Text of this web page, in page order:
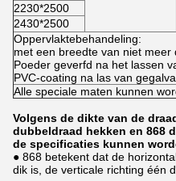
2230*2500
2430*2500
Oppervlaktebehandeling:
met een breedte van niet meer
Poeder geverfd na het lassen
PVC-coating na las van
Alle speciale maten kunnen
Volgens de dikte van de
dubbeldraad hekken en 868
de specificaties kunnen
● 868 betekent dat de
dik is, de verticale richting één